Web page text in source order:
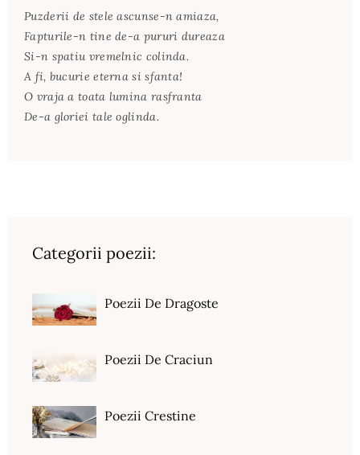
Puzderii de stele ascunse-n amiaza,
Fapturile-n tine de-a pururi dureaza
Si-n spatiu vremelnic colinda.
A fi, bucurie eterna si sfanta!
O vraja a toata lumina rasfranta
De-a gloriei tale oglinda.
Categorii poezii:
Poezii De Dragoste
Poezii De Craciun
Poezii Crestine